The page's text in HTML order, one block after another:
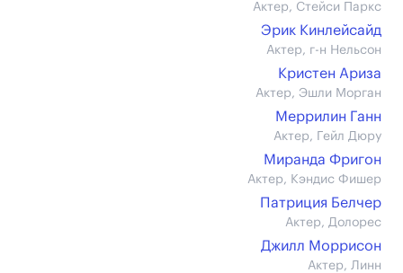
Актер, Стейси Паркс
Эрик Кинлейсайд
Актер, г-н Нельсон
Кристен Ариза
Актер, Эшли Морган
Меррилин Ганн
Актер, Гейл Дюру
Миранда Фригон
Актер, Кэндис Фишер
Патриция Белчер
Актер, Долорес
Джилл Моррисон
Актер, Линн